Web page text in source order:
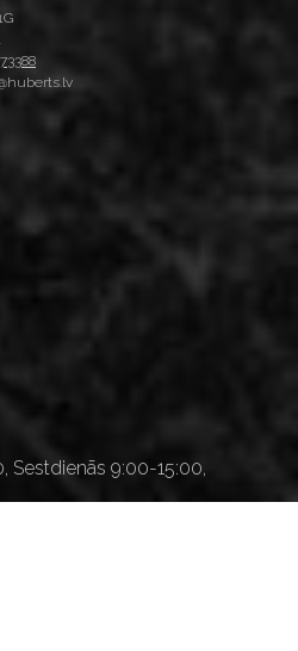
Sestdienās 9:00-15:00,